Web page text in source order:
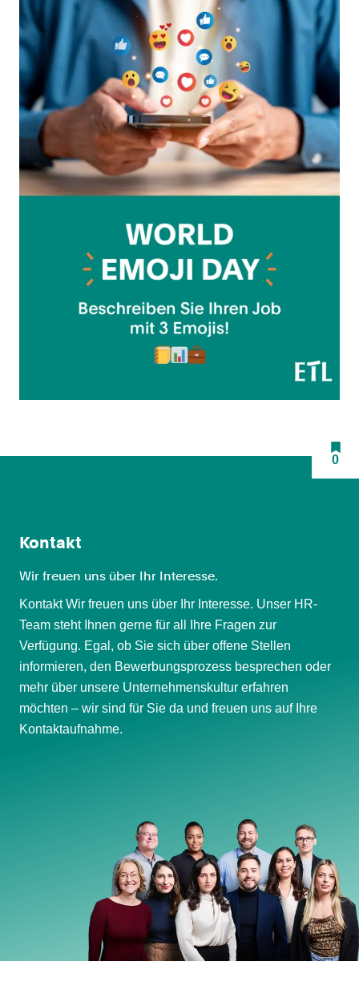
0
Kontakt
Wir freuen uns über Ihr Interesse.
Kontakt Wir freuen uns über Ihr Interesse. Unser HR-
Team steht Ihnen gerne für all Ihre Fragen zur
Verfügung. Egal, ob Sie sich über offene Stellen
informieren, den Bewerbungsprozess besprechen oder
mehr über unsere Unternehmenskultur erfahren
möchten – wir sind für Sie da und freuen uns auf Ihre
Kontaktaufnahme.